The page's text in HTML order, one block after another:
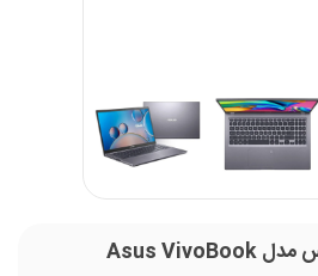
لپ تاپ 15 اینچی ایسوس مدل Asus VivoBook